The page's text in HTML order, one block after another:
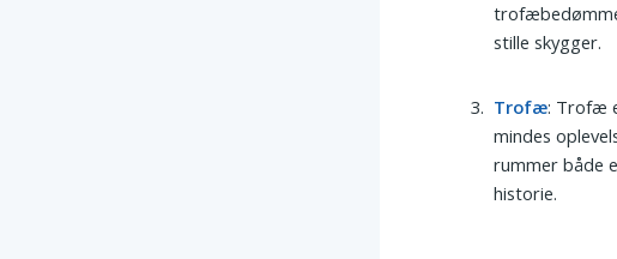
stille skygger.
Trofæ: Trofæ
mindes
rummer både
historie.